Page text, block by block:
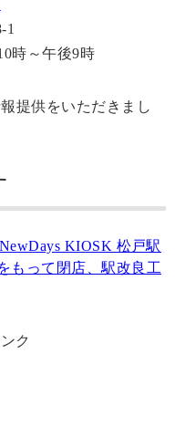
1
時～午後9時
提供をいただきまし
KIOSK 松戸駅
もって閉店、駅改良工
ク